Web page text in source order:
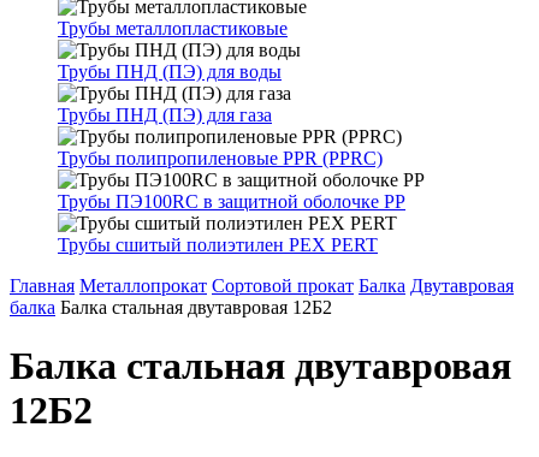
Трубы металлопластиковые
Трубы ПНД (ПЭ) для воды
Трубы ПНД (ПЭ) для газа
Трубы полипропиленовые PPR (PPRC)
Трубы ПЭ100RC в защитной оболочке PP
Трубы сшитый полиэтилен PEX PERT
Главная Металлопрокат Сортовой прокат Балка Двутавровая
балка Балка стальная двутавровая 12Б2
Балка стальная двутавровая
12Б2